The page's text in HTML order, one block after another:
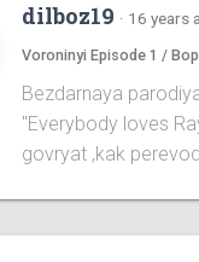
dilboz19 · 16 years
Voroninyi Episode 1 /
Bezdarnaya
''Everybody loves
govryat ,kak